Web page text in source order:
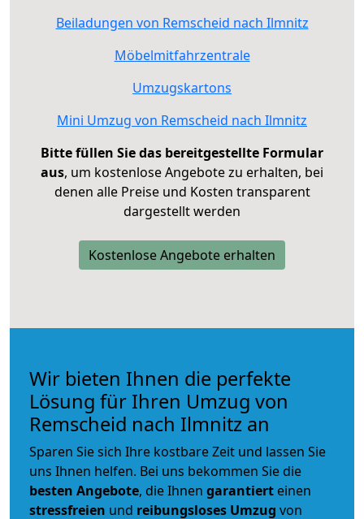
Beiladungen von Remscheid nach Ilmnitz
Möbelmitfahrzentrale
Umzugskartons
Mini Umzug von Remscheid nach Ilmnitz
Bitte füllen Sie das bereitgestellte Formular
aus, um kostenlose Angebote zu erhalten, bei
denen alle Preise und Kosten transparent
dargestellt werden
Kostenlose Angebote erhalten
Wir bieten Ihnen die perfekte
Lösung für Ihren Umzug von
Remscheid nach Ilmnitz an
Sparen Sie sich Ihre kostbare Zeit und lassen Sie
uns Ihnen helfen. Bei uns bekommen Sie die
besten Angebote, die Ihnen garantiert einen
stressfreien und reibungsloses Umzug von